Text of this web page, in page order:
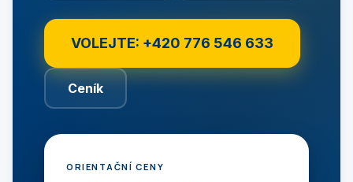
VOLEJTE: +420 776 546 633
Ceník
ORIENTAČNÍ CENY